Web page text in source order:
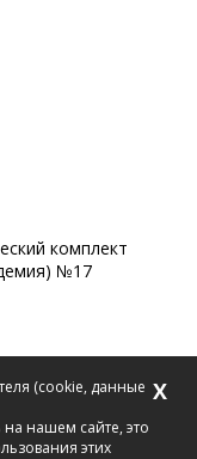
X
(cookie, данные
на нашем сайте, это
этих